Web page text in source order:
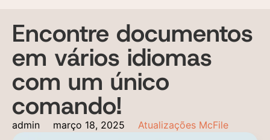
Encontre documentos
em vários idiomas
com um único
comando!
admin março 18, 2025 Atualizações McFile